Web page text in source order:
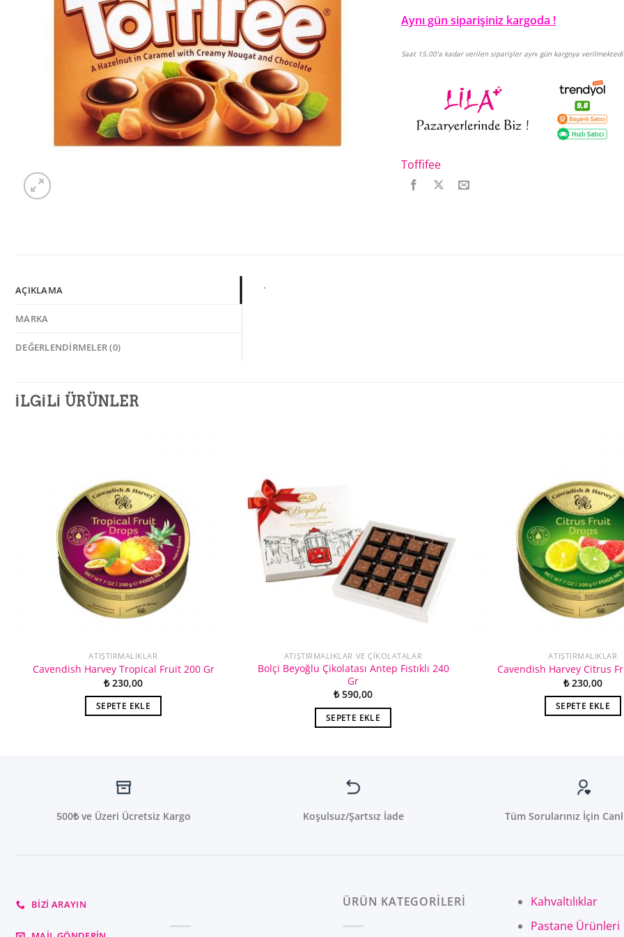
Aynı gün siparişiniz kargoda !
Saat 15.00'a kadar verilen siparişler aynı gün kargoya
Toffifee
AÇIKLAMA
MARKA
DEĞERLENDIRMELER (0)
.
İLGILI ÜRÜNLER
ATIŞTIRMALIKLAR
Cavendish Harvey Tropical Fruit 200 Gr
₺230,00
SEPETE EKLE
ATIŞTIRMALIKLAR VE ÇIKOLATALAR
Bolçi Beyoğlu Çikolatası Antep Fıstıklı 240
Gr
₺590,00
SEPETE EKLE
ATIŞTIRMALIKLAR
Cavendish Harvey Citrus
₺230,00
SEPETE EKLE
500₺ ve Üzeri Ücretsiz Kargo Koşulsuz/Şartsız İade Tüm Sorularınız İçin
BIZI ARAYIN ÜRÜN KATEGORİLERİ
Kahvaltılıklar
Pastane Ürünleri